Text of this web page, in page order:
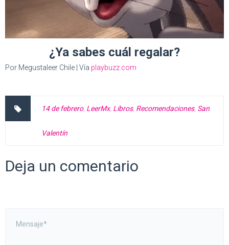
¿Ya sabes cuál regalar?
Por Megustaleer Chile | Vía playbuzz.com
14 de febrero, LeerMx, Libros, Recomendaciones, San
Valentín
Deja un comentario